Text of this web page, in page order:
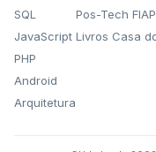
SQL
JavaScript
PHP
Android
Arquitetura
Pos-Tech FIAP
Livros Casa